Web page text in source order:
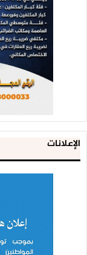
الإعلانات